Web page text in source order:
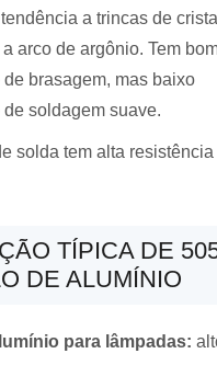
a trincas de
arco de argônio. Tem
brasagem, mas baixo
soldagem suave.
solda tem alta resistência
TÍPICA DE
DE ALUMÍNIO
para lâmpadas: